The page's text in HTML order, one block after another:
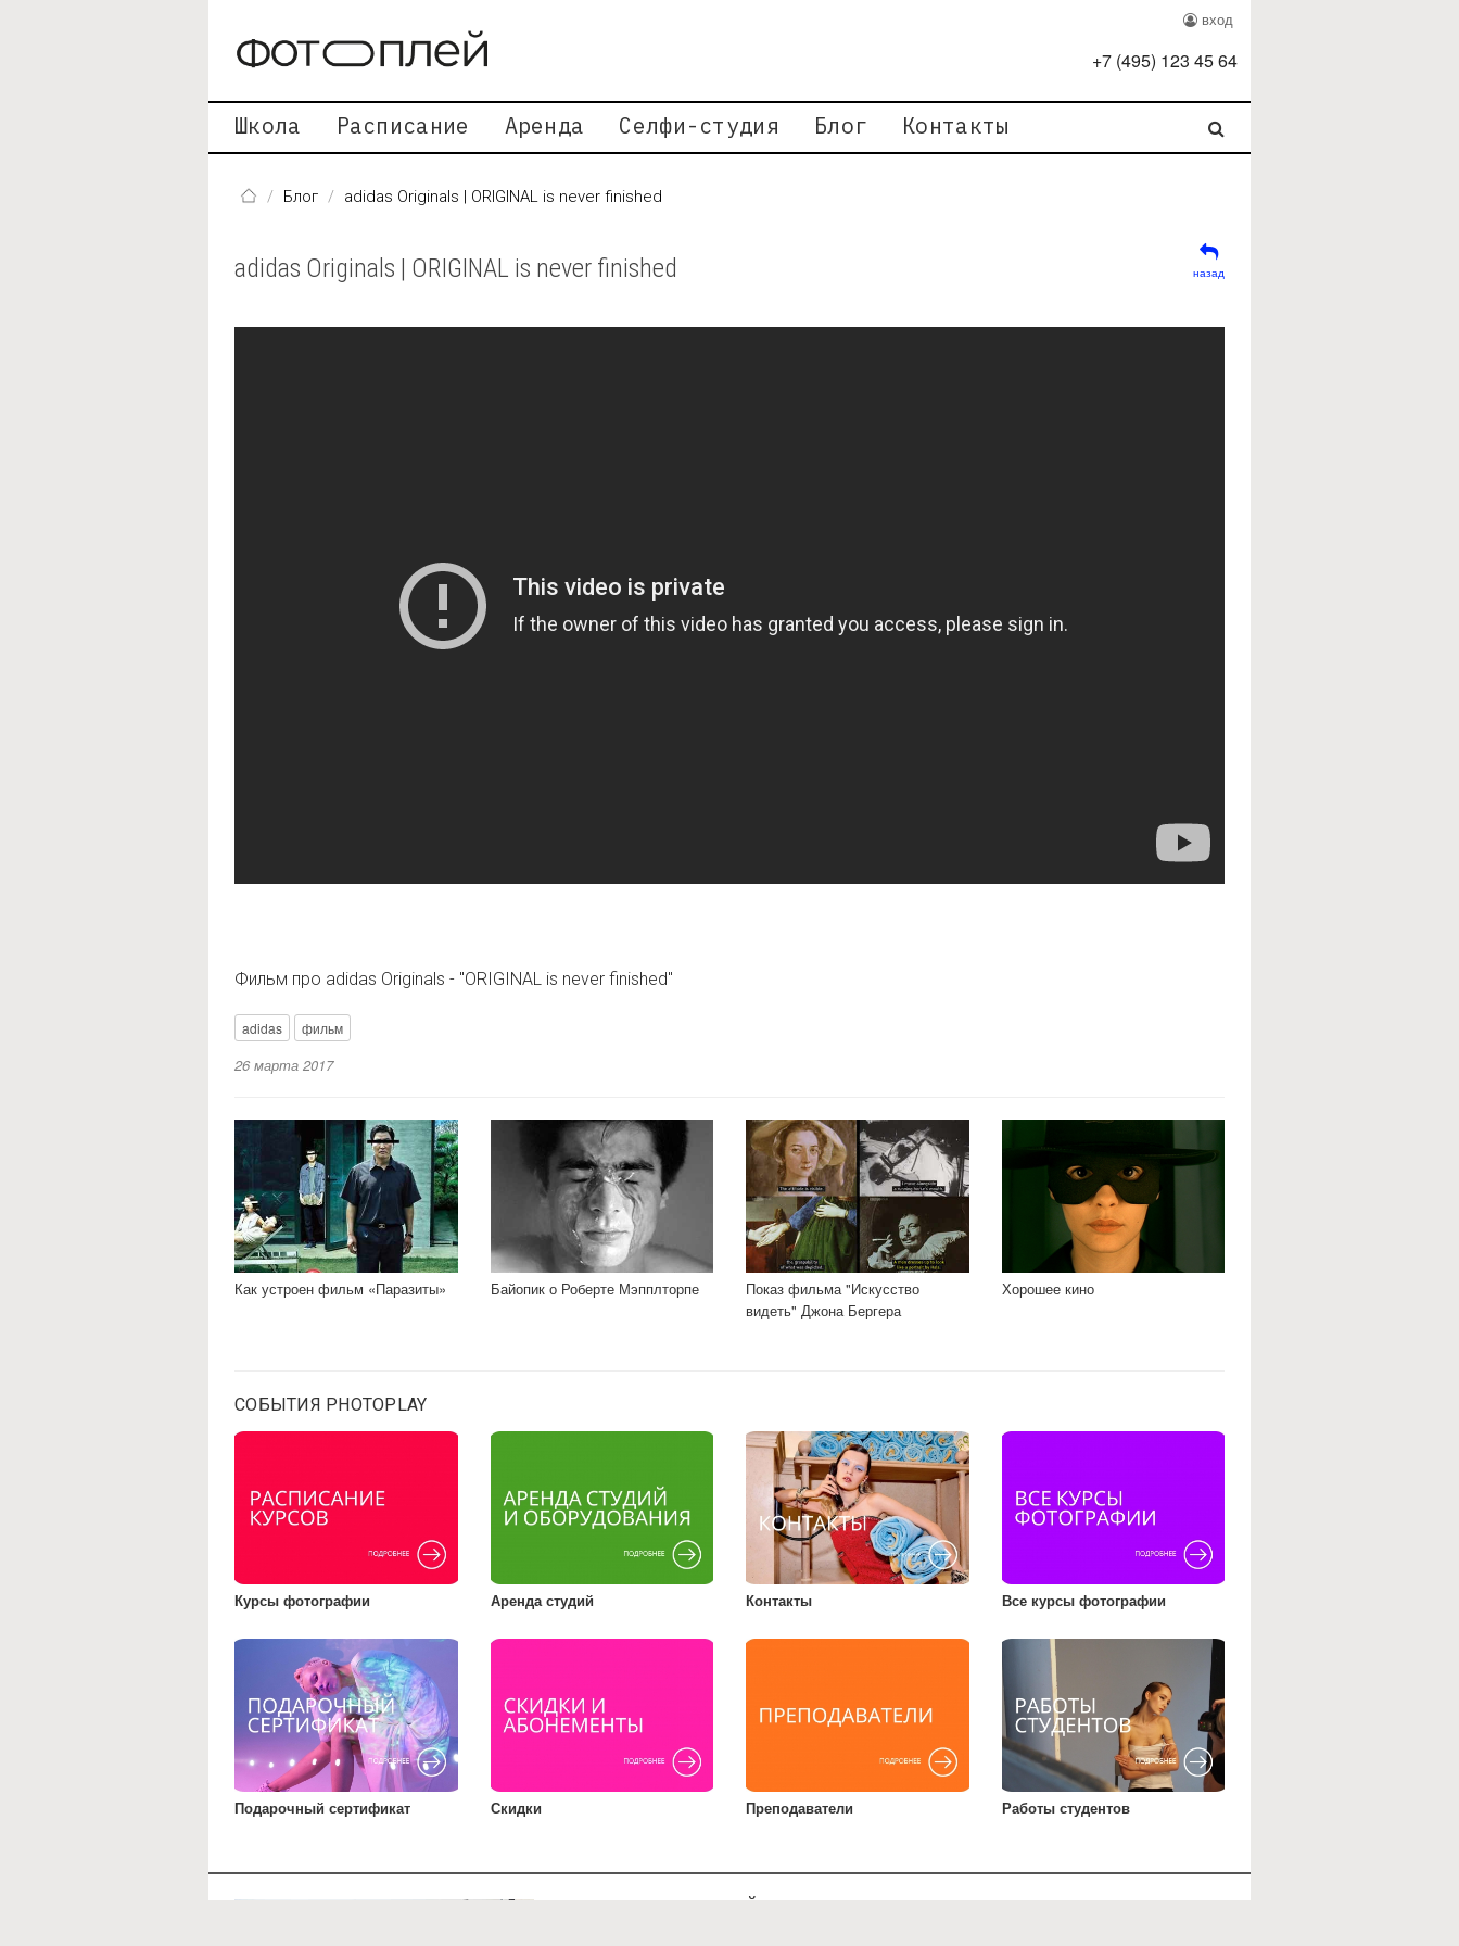
вход
+7 (495) 123 45 64
Школа Расписание Аренда Селфи-студия Блог Контакты
Блог adidas Originals | ORIGINAL is never finished
adidas Originals | ORIGINAL is never finished назад
Фильм про adidas Originals - "ORIGINAL is never finished"
adidas фильм
26 марта 2017
Как устроен фильм «Паразиты» Байопик о Роберте Мэпплторпе
Показ фильма "Искусство
видеть" Джона Бергера
Хорошее кино
СОБЫТИЯ PHOTOPLAY
Курсы фотографии Аренда студий Контакты Все курсы фотографии
Подарочный сертификат Скидки Преподаватели Работы студентов
ЧТО ТАКОЕ ФОТОПЛЕЙ?